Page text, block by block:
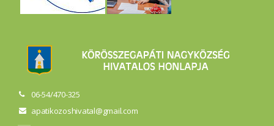
06-54/470-325
apatikozoshivatal@gmail.com